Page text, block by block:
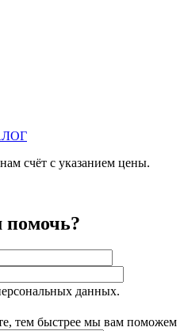
счёт с указанием цены.
данных.
тем быстрее мы вам поможем